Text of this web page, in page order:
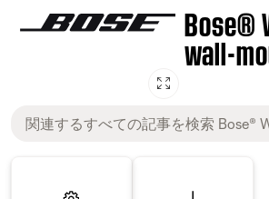
Bose®
wall-